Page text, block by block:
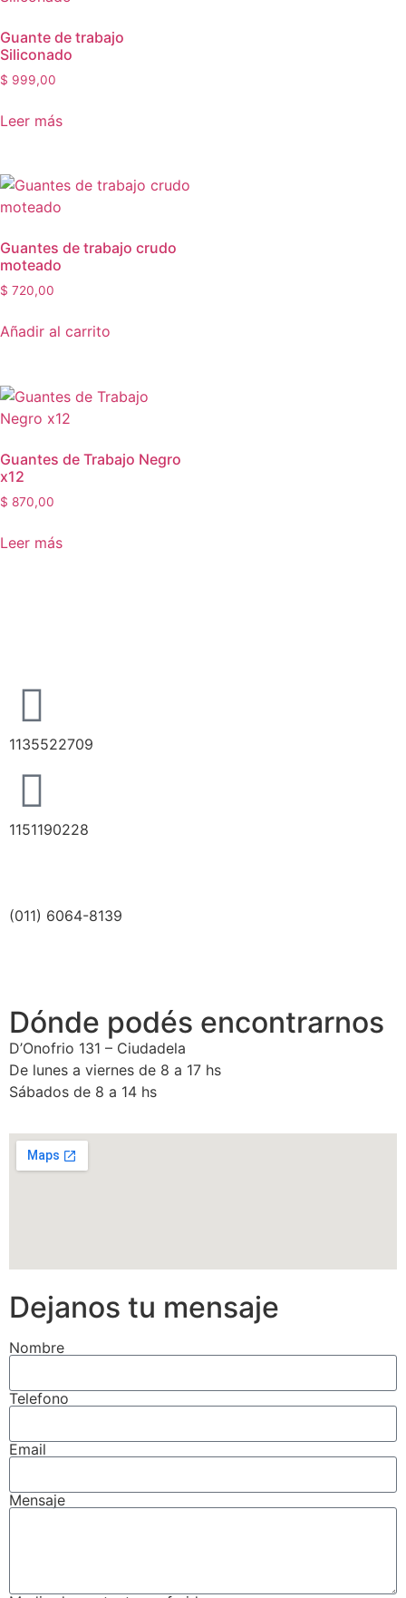
Guante de trabajo
Siliconado
$ 999,00
Leer más
Guantes de trabajo crudo
moteado
$ 720,00
Añadir al carrito
Guantes de Trabajo Negro
x12
$ 870,00
Leer más
1135522709
1151190228
(011) 6064-8139
Dónde podés encontrarnos
D’Onofrio 131 – Ciudadela
De lunes a viernes de 8 a 17 hs
Sábados de 8 a 14 hs
Dejanos tu mensaje
Nombre
Telefono
Email
Mensaje